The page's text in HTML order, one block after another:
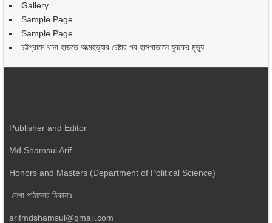
Gallery
Sample Page
Sample Page
চট্টগ্রামে থানা হাজতে আত্মহত্যার চেষ্টার পর হাসপাতালে যুবকের মৃত্যু
Publisher and Editor
Md Shamsul Arif
Honors and Masters (Department of Political Science)
লেখা পাঠানোর ঠিকানাঃ
arifmdshamsul@gmail.com